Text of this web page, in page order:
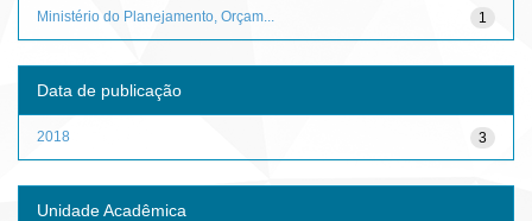
1
Ministério do Planejamento, Orçam...
Data de publicação
3
2018
Unidade Acadêmica